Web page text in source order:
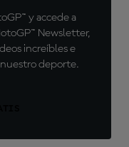
y accede a
Newsletter,
increíbles e
deporte.